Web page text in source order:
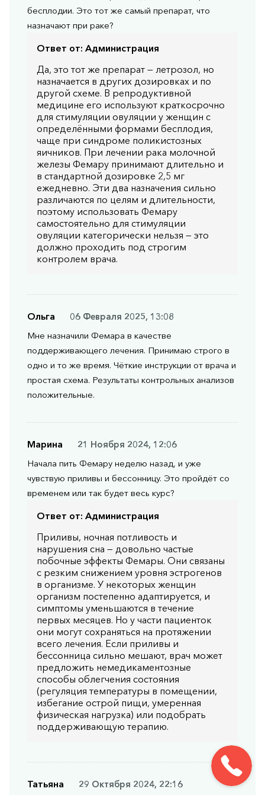
бесплодии. Это тот же самый препарат, что
назначают при раке?
Ответ от: Администрация
Да, это тот же препарат — летрозол, но
назначается в других дозировках и по
другой схеме. В репродуктивной
медицине его используют краткосрочно
для стимуляции овуляции у женщин с
определёнными формами бесплодия,
чаще при синдроме поликистозных
яичников. При лечении рака молочной
железы Фемару принимают длительно и
в стандартной дозировке 2,5 мг
ежедневно. Эти два назначения сильно
различаются по целям и длительности,
поэтому использовать Фемару
самостоятельно для стимуляции
овуляции категорически нельзя — это
должно проходить под строгим
контролем врача.
Ольга
06 Февраля 2025, 13:08
Мне назначили Фемара в качестве
поддерживающего лечения. Принимаю строго в
одно и то же время. Чёткие инструкции от врача и
простая схема. Результаты контрольных анализов
положительные.
Марина
21 Ноября 2024, 12:06
Начала пить Фемару неделю назад, и уже
чувствую приливы и бессонницу. Это пройдёт со
временем или так будет весь курс?
Ответ от: Администрация
Приливы, ночная потливость и
нарушения сна — довольно частые
побочные эффекты Фемары. Они связаны
с резким снижением уровня эстрогенов
в организме. У некоторых женщин
организм постепенно адаптируется, и
симптомы уменьшаются в течение
первых месяцев. Но у части пациенток
они могут сохраняться на протяжении
всего лечения. Если приливы и
бессонница сильно мешают, врач может
предложить немедикаментозные
способы облегчения состояния
(регуляция температуры в помещении,
избегание острой пищи, умеренная
физическая нагрузка) или подобрать
поддерживающую терапию.
Татьяна
29 Октября 2024, 22:16